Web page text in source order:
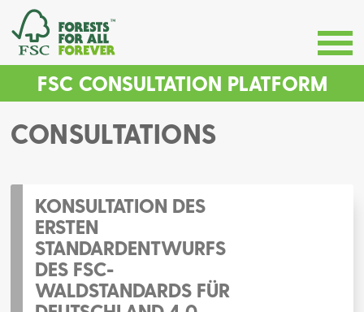
FSC CONSULTATION PLATFORM
CONSULTATIONS
KONSULTATION DES
ERSTEN
STANDARDENTWURFS
DES FSC-
WALDSTANDARDS FÜR